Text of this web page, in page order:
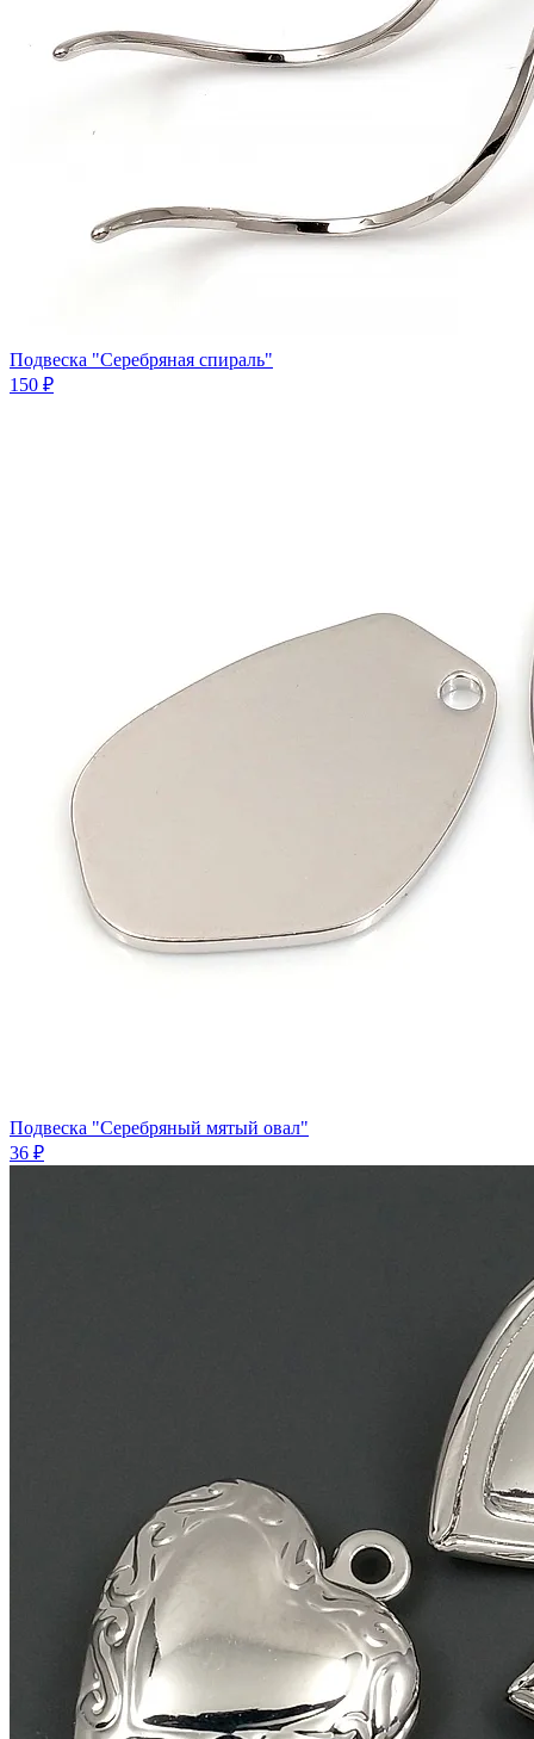
Подвеска "Серебряная спираль"
150 ₽
Подвеска "Серебряный мятый овал"
36 ₽